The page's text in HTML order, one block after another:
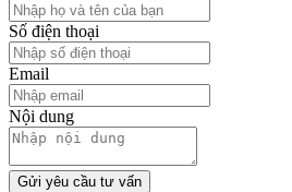
Số điện thoại
Email
Nội dung
Gửi yêu cầu tư vấn